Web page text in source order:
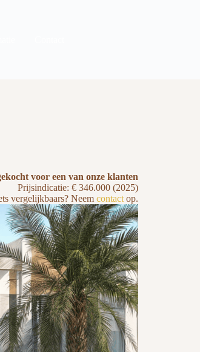
voor een van onze klanten
Prijsindicatie: € 346.000 (2025)
vergelijkbaars? Neem contact op.